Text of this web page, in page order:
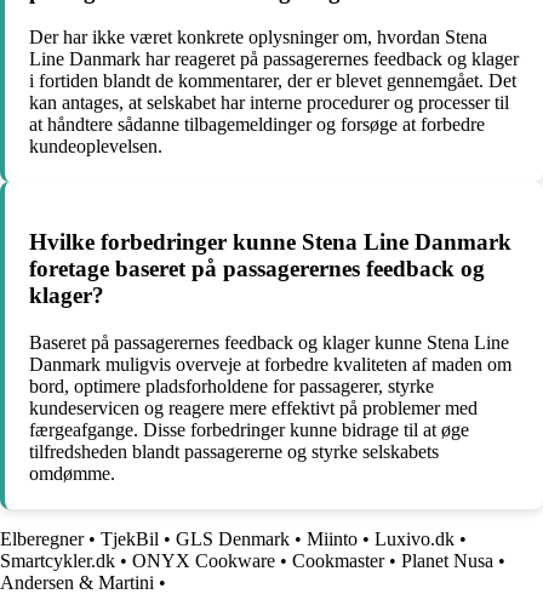
Der har ikke været konkrete oplysninger om, hvordan Stena
Line Danmark har reageret på passagerernes feedback og klager
i fortiden blandt de kommentarer, der er blevet gennemgået. Det
kan antages, at selskabet har interne procedurer og processer til
at håndtere sådanne tilbagemeldinger og forsøge at forbedre
kundeoplevelsen.
Hvilke forbedringer kunne Stena Line Danmark
foretage baseret på passagerernes feedback og
klager?
Baseret på passagerernes feedback og klager kunne Stena Line
Danmark muligvis overveje at forbedre kvaliteten af maden om
bord, optimere pladsforholdene for passagerer, styrke
kundeservicen og reagere mere effektivt på problemer med
færgeafgange. Disse forbedringer kunne bidrage til at øge
tilfredsheden blandt passagererne og styrke selskabets
omdømme.
Elberegner• TjekBil • GLS Denmark • Miinto • Luxivo.dk •
Smartcykler.dk • ONYX Cookware • Cookmaster• Planet Nusa •
Andersen & Martini •